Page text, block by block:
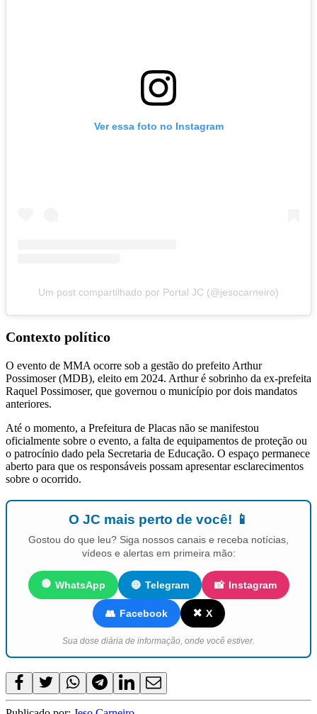
Ver essa foto no Instagram
Um post compartilhado por Portal JC (@jesocarneiro)
Contexto político
O evento de MMA ocorre sob a gestão do prefeito Arthur
Possimoser (MDB), eleito em 2024. Arthur é sobrinho da ex-prefeita
Raquel Possimoser, que governou o município por dois mandatos
anteriores.
Até o momento, a Prefeitura de Placas não se manifestou
oficialmente sobre o evento, a falta de equipamentos de proteção ou
o patrocínio dado pela Secretaria de Educação. O espaço permanece
aberto para que os responsáveis possam apresentar esclarecimentos
sobre o ocorrido.
O JC mais perto de você! 📱
Gostou do que leu? Siga nossos canais e receba notícias,
vídeos e alertas em primeira mão:
🟢 WhatsApp 🔵 Telegram 📸 Instagram
👥 Facebook ✖️ X
Sua dose diária de informação, onde você estiver.